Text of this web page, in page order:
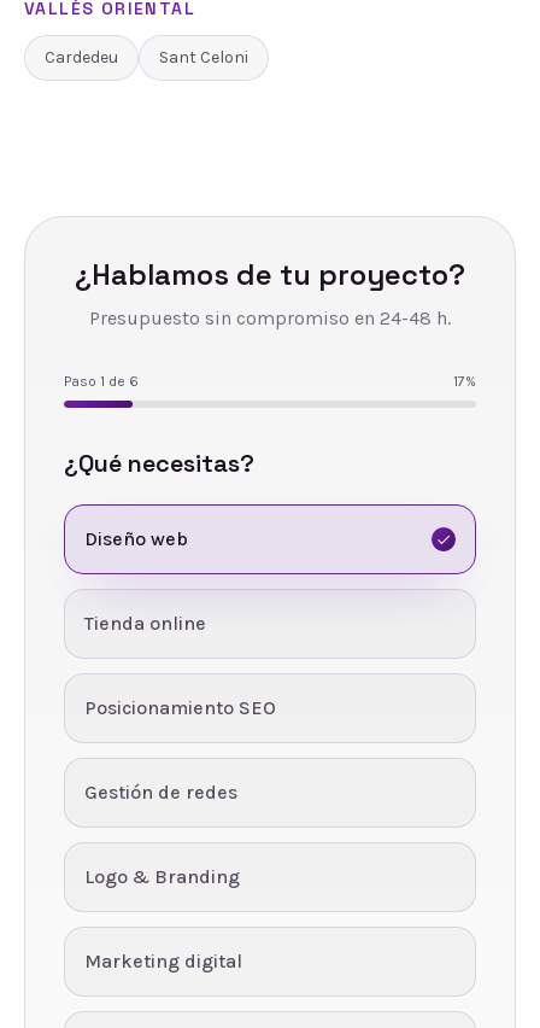
VALLÈS ORIENTAL
Cardedeu Sant Celoni
¿Hablamos de tu proyecto?
Presupuesto sin compromiso en 24-48 h.
Paso 1 de 6 17%
¿Qué necesitas?
Diseño web
Tienda online
Posicionamiento SEO
Gestión de redes
Logo & Branding
Marketing digital